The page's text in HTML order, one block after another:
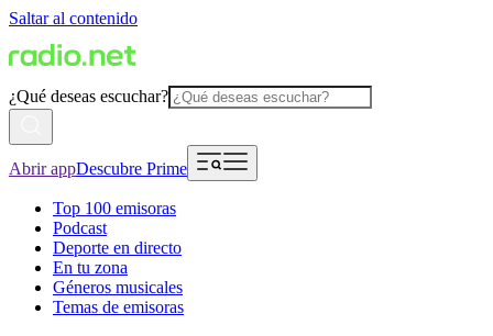
Saltar al contenido
¿Qué deseas escuchar?
Abrir appDescubre Prime
Top 100 emisoras
Podcast
Deporte en directo
En tu zona
Géneros musicales
Temas de emisoras